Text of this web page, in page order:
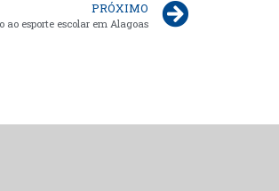
PRÓXIMO
ao esporte escolar em Alagoas